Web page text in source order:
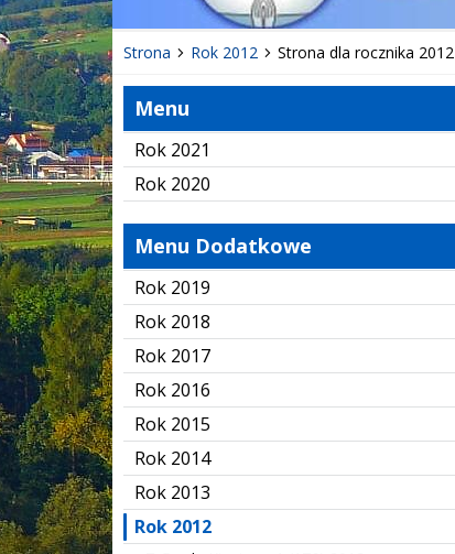
Strona Rok 2012 Strona dla rocznika 2012
Menu
Rok 2021
Rok 2020
Menu Dodatkowe
Rok 2019
Rok 2018
Rok 2017
Rok 2016
Rok 2015
Rok 2014
Rok 2013
Rok 2012